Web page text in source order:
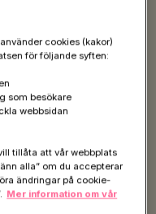
av. Men
igen gav henne
vårdkarusell där hon
men utan att
blev hänvisad
hon fick träffa
göra något annat
en månad fick hon
cookies (kakor)
för följande syften:
som besökare
webbsidan
tillåta att vår webbplats
alla” om du accepterar
ändringar på cookie-
Mer information om vår